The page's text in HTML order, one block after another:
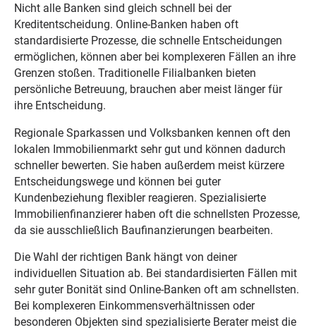
Nicht alle Banken sind gleich schnell bei der
Kreditentscheidung. Online-Banken haben oft
standardisierte Prozesse, die schnelle Entscheidungen
ermöglichen, können aber bei komplexeren Fällen an ihre
Grenzen stoßen. Traditionelle Filialbanken bieten
persönliche Betreuung, brauchen aber meist länger für
ihre Entscheidung.
Regionale Sparkassen und Volksbanken kennen oft den
lokalen Immobilienmarkt sehr gut und können dadurch
schneller bewerten. Sie haben außerdem meist kürzere
Entscheidungswege und können bei guter
Kundenbeziehung flexibler reagieren. Spezialisierte
Immobilienfinanzierer haben oft die schnellsten Prozesse,
da sie ausschließlich Baufinanzierungen bearbeiten.
Die Wahl der richtigen Bank hängt von deiner
individuellen Situation ab. Bei standardisierten Fällen mit
sehr guter Bonität sind Online-Banken oft am schnellsten.
Bei komplexeren Einkommensverhältnissen oder
besonderen Objekten sind spezialisierte Berater meist die